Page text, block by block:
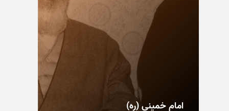
امام خمینی (ره)